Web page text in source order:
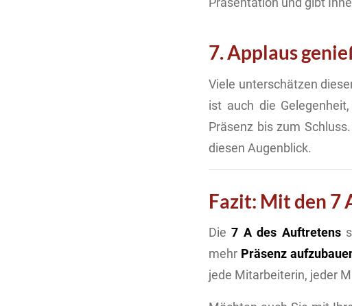
7. Applaus
Viele unterschätzen
ist auch die
Präsenz bis zum
diesen Augenblick.
Fazit: Mit den 7
Die7 A des Auftretens
mehr Präsenz
jede Mitarbeiterin, jeder